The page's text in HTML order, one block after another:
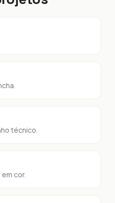
técnico.
cor.